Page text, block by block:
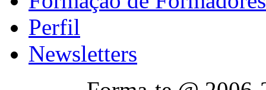
Perfil
Newsletters